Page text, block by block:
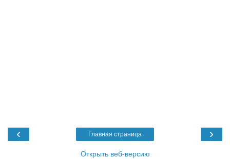
‹ ›
Главная страница
Открыть веб-версию